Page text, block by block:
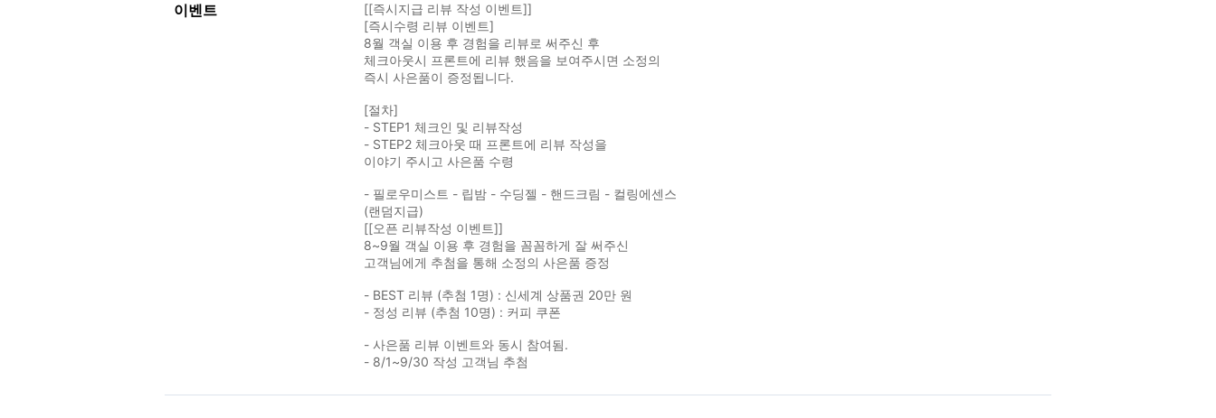
이벤트
[[즉시지급 리뷰 작성 이벤트]]
[즉시수령 리뷰 이벤트]
8월 객실 이용 후 경험을 리뷰로 써주신 후
체크아웃시 프론트에 리뷰 했음을 보여주시면 소정의
즉시 사은품이 증정됩니다.
[절차]
- STEP1 체크인 및 리뷰작성
- STEP2 체크아웃 때 프론트에 리뷰 작성을
이야기 주시고 사은품 수령
- 필로우미스트 - 립밤 - 수딩젤 - 핸드크림 - 컬링에센스
(랜덤지급)
[[오픈 리뷰작성 이벤트]]
8~9월 객실 이용 후 경험을 꼼꼼하게 잘 써주신
고객님에게 추첨을 통해 소정의 사은품 증정
- BEST 리뷰 (추첨 1명) : 신세계 상품권 20만 원
- 정성 리뷰 (추첨 10명) : 커피 쿠폰
- 사은품 리뷰 이벤트와 동시 참여됨.
- 8/1~9/30 작성 고객님 추첨